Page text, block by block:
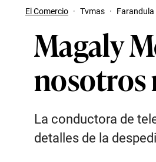
El Comercio · Tvmas · Farandula
Magaly
nosotros
La conductora de
detalles de la